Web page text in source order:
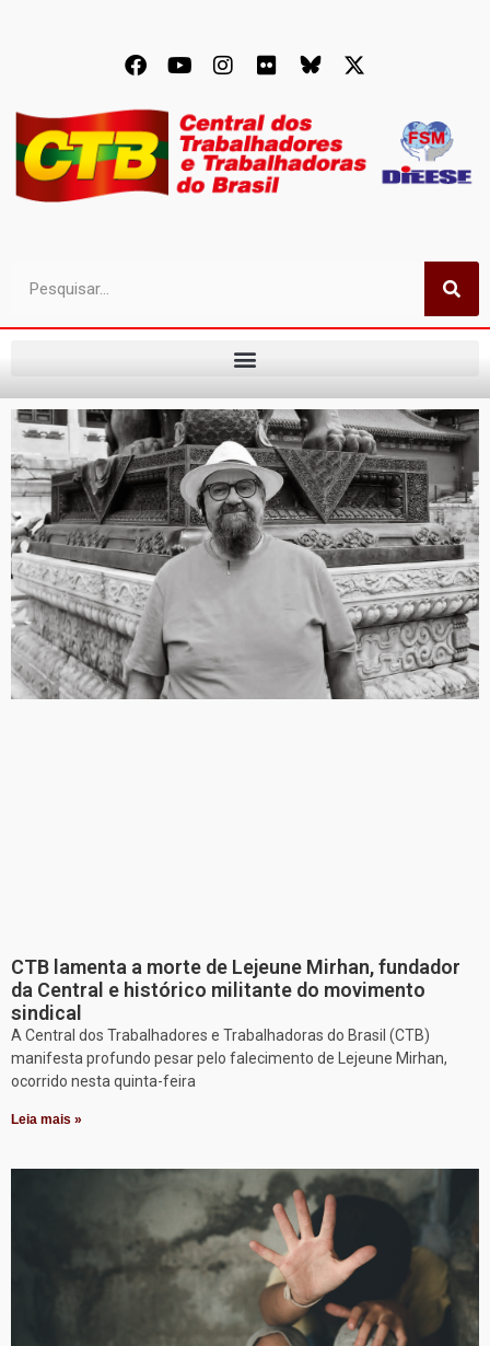
CTB lamenta a morte de Lejeune Mirhan, fundador
da Central e histórico militante do movimento
sindical
A Central dos Trabalhadores e Trabalhadoras do Brasil (CTB)
manifesta profundo pesar pelo falecimento de Lejeune Mirhan,
ocorrido nesta quinta-feira
Leia mais »